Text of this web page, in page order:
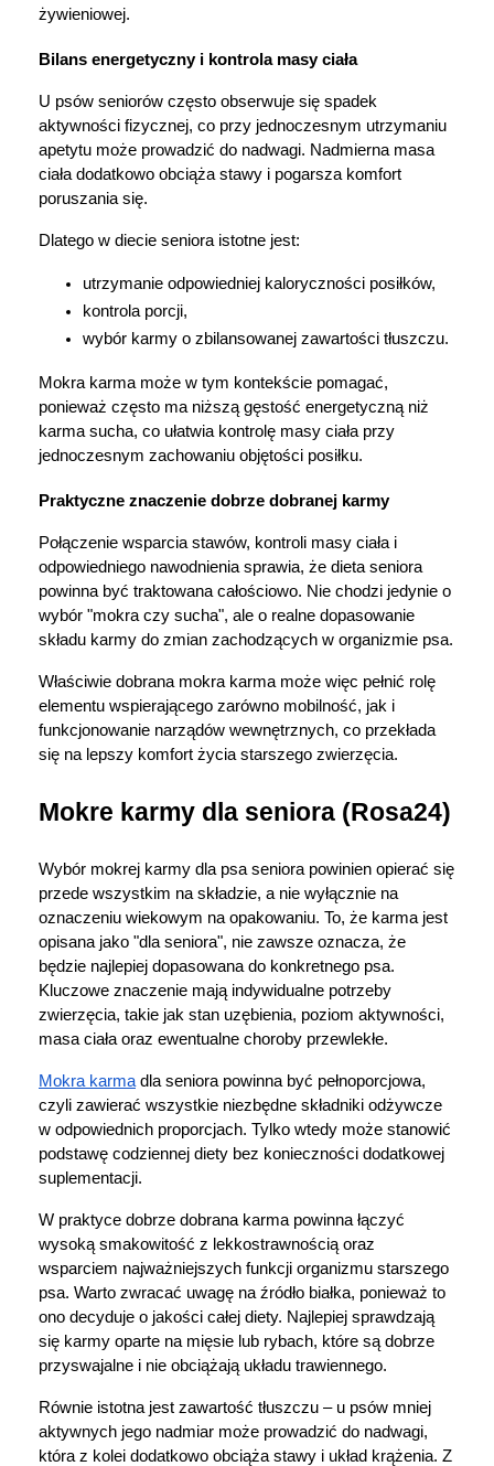
żywieniowej.
Bilans energetyczny i kontrola masy ciała
U psów seniorów często obserwuje się spadek
aktywności fizycznej, co przy jednoczesnym utrzymaniu
apetytu może prowadzić do nadwagi. Nadmierna masa
ciała dodatkowo obciąża stawy i pogarsza komfort
poruszania się.
Dlatego w diecie seniora istotne jest:
utrzymanie odpowiedniej kaloryczności posiłków,
kontrola porcji,
wybór karmy o zbilansowanej zawartości tłuszczu.
Mokra karma może w tym kontekście pomagać,
ponieważ często ma niższą gęstość energetyczną niż
karma sucha, co ułatwia kontrolę masy ciała przy
jednoczesnym zachowaniu objętości posiłku.
Praktyczne znaczenie dobrze dobranej karmy
Połączenie wsparcia stawów, kontroli masy ciała i
odpowiedniego nawodnienia sprawia, że dieta seniora
powinna być traktowana całościowo. Nie chodzi jedynie o
wybór "mokra czy sucha", ale o realne dopasowanie
składu karmy do zmian zachodzących w organizmie psa.
Właściwie dobrana mokra karma może więc pełnić rolę
elementu wspierającego zarówno mobilność, jak i
funkcjonowanie narządów wewnętrznych, co przekłada
się na lepszy komfort życia starszego zwierzęcia.
Mokre karmy dla seniora (Rosa24)
Wybór mokrej karmy dla psa seniora powinien opierać się
przede wszystkim na składzie, a nie wyłącznie na
oznaczeniu wiekowym na opakowaniu. To, że karma jest
opisana jako "dla seniora", nie zawsze oznacza, że
będzie najlepiej dopasowana do konkretnego psa.
Kluczowe znaczenie mają indywidualne potrzeby
zwierzęcia, takie jak stan uzębienia, poziom aktywności,
masa ciała oraz ewentualne choroby przewlekłe.
Mokra karma dla seniora powinna być pełnoporcjowa,
czyli zawierać wszystkie niezbędne składniki odżywcze
w odpowiednich proporcjach. Tylko wtedy może stanowić
podstawę codziennej diety bez konieczności dodatkowej
suplementacji.
W praktyce dobrze dobrana karma powinna łączyć
wysoką smakowitość z lekkostrawnością oraz
wsparciem najważniejszych funkcji organizmu starszego
psa. Warto zwracać uwagę na źródło białka, ponieważ to
ono decyduje o jakości całej diety. Najlepiej sprawdzają
się karmy oparte na mięsie lub rybach, które są dobrze
przyswajalne i nie obciążają układu trawiennego.
Równie istotna jest zawartość tłuszczu – u psów mniej
aktywnych jego nadmiar może prowadzić do nadwagi,
która z kolei dodatkowo obciąża stawy i układ krążenia. Z